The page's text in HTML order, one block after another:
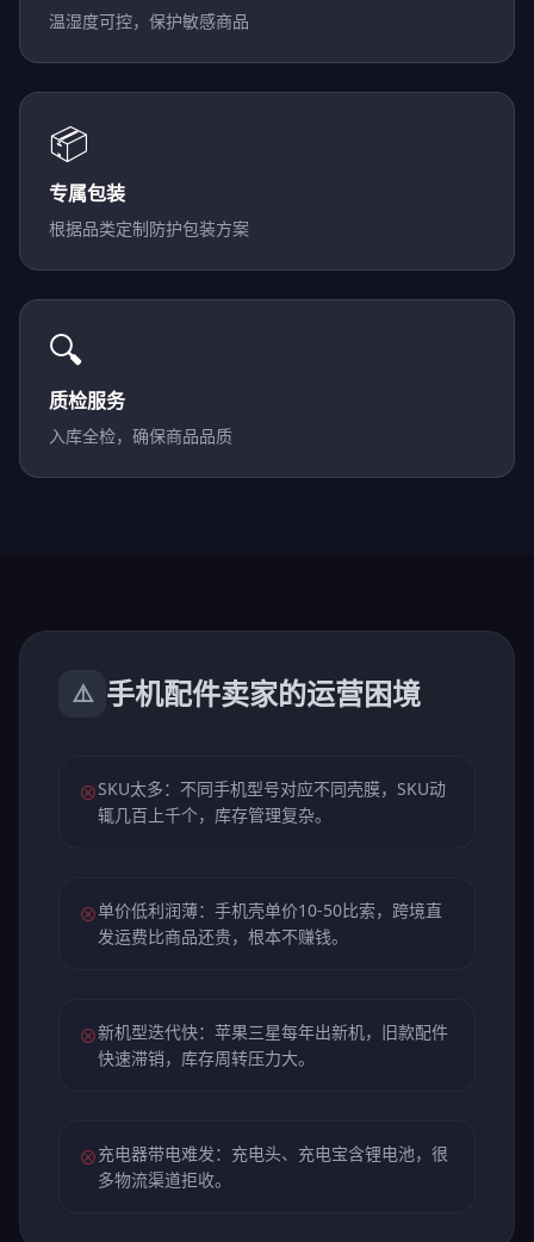
温湿度可控，保护敏感商品
📦
专属包装
根据品类定制防护包装方案
🔍
质检服务
入库全检，确保商品品质
⚠️ 手机配件卖家的运营困境
⊗SKU太多：不同手机型号对应不同壳膜，SKU动
辄几百上千个，库存管理复杂。
⊗单价低利润薄：手机壳单价10-50比索，跨境直
发运费比商品还贵，根本不赚钱。
⊗新机型迭代快：苹果三星每年出新机，旧款配件
快速滞销，库存周转压力大。
⊗充电器带电难发：充电头、充电宝含锂电池，很
多物流渠道拒收。